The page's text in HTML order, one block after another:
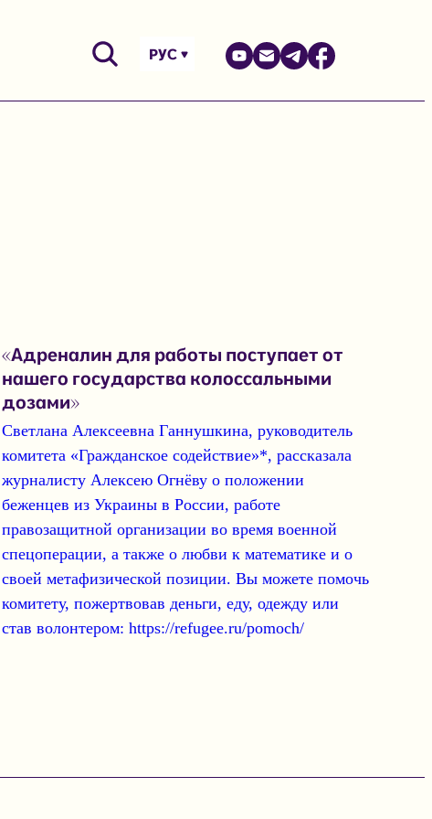
РУС
«Адреналин для работы поступает от
нашего государства колоссальными
дозами»
Светлана Алексеевна Ганнушкина, руководитель
комитета «Гражданское содействие»*, рассказала
журналисту Алексею Огнёву о положении
беженцев из Украины в России, работе
правозащитной организации во время военной
спецоперации, а также о любви к математике и о
своей метафизической позиции. Вы можете помочь
комитету, пожертвовав деньги, еду, одежду или
став волонтером: https://refugee.ru/pomoch/